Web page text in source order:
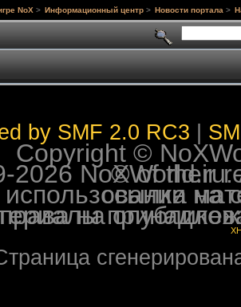
NoX > Информационный центр > Новости портала >
by SMF 2.0 RC3
Copyright ©
© 2009-2026 NoXWorld.ru. All
При использовании
на опубликованные на форуме